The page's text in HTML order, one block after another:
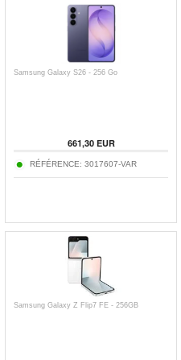
Samsung Galaxy S26 - 256 Go
661,30EUR
RÉFÉRENCE: 3017607-VAR
Samsung Galaxy Z Flip7 FE - 256GB